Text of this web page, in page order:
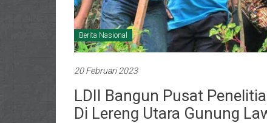
Berita Nasional
20 Februari 2023
LDII Bangun Pusat
Di Lereng Utara Gunung